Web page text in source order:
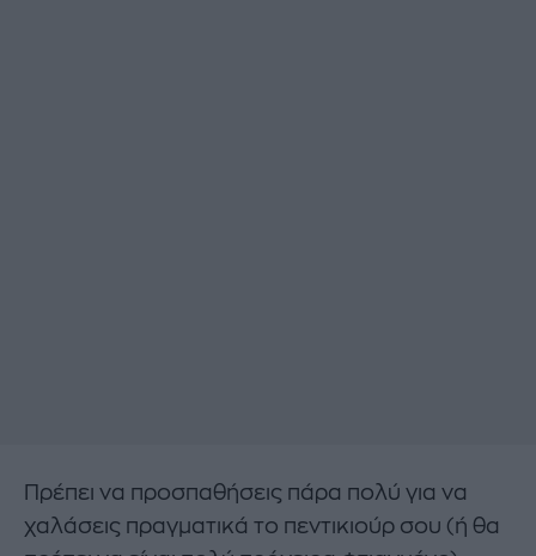
Πρέπει να προσπαθήσεις πάρα πολύ για να
χαλάσεις πραγματικά το πεντικιούρ σου (ή θα